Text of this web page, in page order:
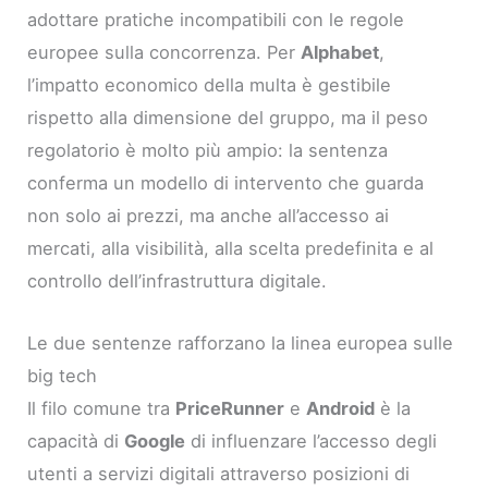
adottare pratiche incompatibili con le regole
europee sulla concorrenza. PerAlphabet,
l’impatto economico della multa è gestibile
rispetto alla dimensione del gruppo, ma il peso
regolatorio è molto più ampio: la sentenza
conferma un modello di intervento che guarda
non solo ai prezzi, ma anche all’accesso ai
mercati, alla visibilità, alla scelta predefinita e al
controllo dell’infrastruttura digitale.
Le due sentenze rafforzano la linea europea sulle
big tech
Il filo comune tra PriceRunner e Android è la
capacità di Google di influenzare l’accesso degli
utenti a servizi digitali attraverso posizioni di